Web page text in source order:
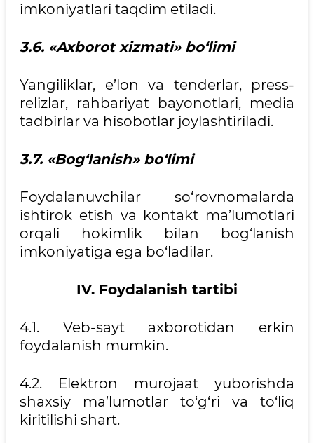
imkoniyatlari taqdim etiladi.
3.6. «Axborot xizmati» bo‘limi
Yangiliklar, e’lon va tenderlar, press-
relizlar, rahbariyat bayonotlari, media
tadbirlar va hisobotlar joylashtiriladi.
3.7. «Bog‘lanish» bo‘limi
Foydalanuvchilar so‘rovnomalarda
ishtirok etish va kontakt ma’lumotlari
orqali hokimlik bilan bog‘lanish
imkoniyatiga ega bo‘ladilar.
IV. Foydalanish tartibi
4.1. Veb-sayt axborotidan erkin
foydalanish mumkin.
4.2. Elektron murojaat yuborishda
shaxsiy ma’lumotlar to‘g‘ri va to‘liq
kiritilishi shart.